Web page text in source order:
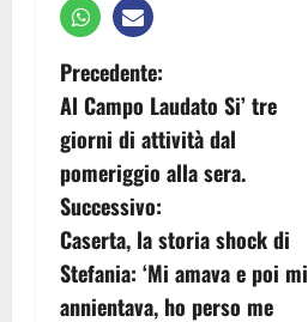
N
a
v
i
g
Precedente:
Al Campo Laudato Si’ tre
giorni di attività dal
pomeriggio alla sera.
Successivo:
Caserta, la storia shock di
Stefania: ‘Mi amava e poi mi
annientava, ho perso me